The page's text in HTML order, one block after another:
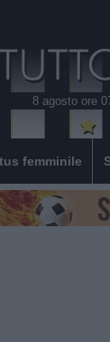
8 agosto ore
femminile